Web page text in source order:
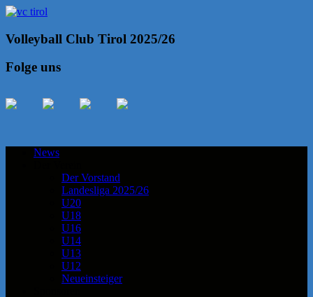
Volleyball Club Tirol 2025/26
Folge uns
News
Der Vorstand
Landesliga 2025/26
U20
U18
U16
U14
U13
U12
Neueinsteiger